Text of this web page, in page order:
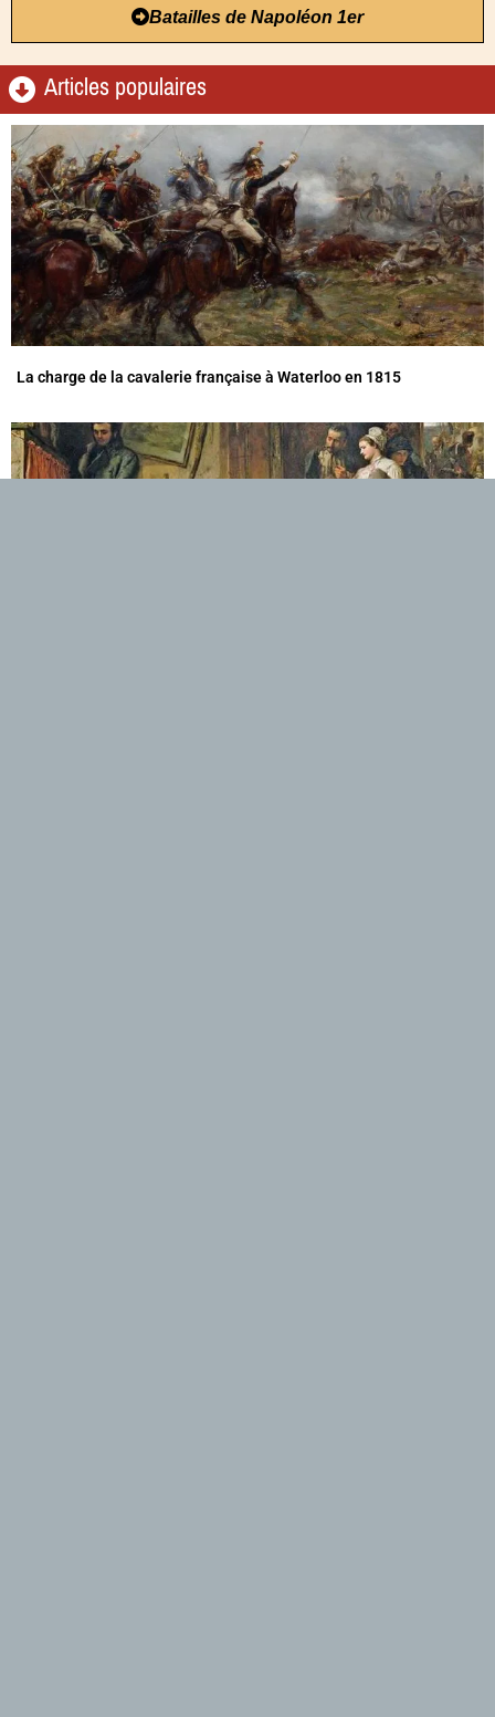
Batailles de Napoléon 1er
Articles populaires
La charge de la cavalerie française à Waterloo en 1815